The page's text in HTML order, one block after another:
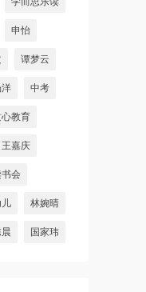
申怡
谭梦云
洋 中考
心教育
王嘉庆
书会
儿 林婉晴
晨 国家玮